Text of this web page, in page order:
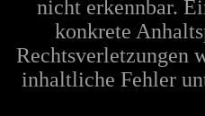
nicht erkennbar.
konkrete
Rechtsverletzungen
inhaltliche Fehler